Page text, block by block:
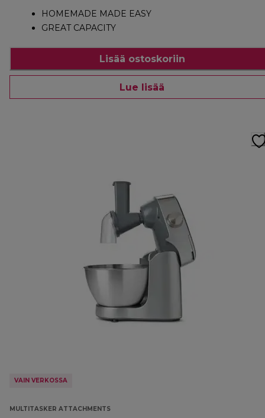
HOMEMADE MADE EASY
GREAT CAPACITY
Lisää ostoskoriin
Lue lisää
VAIN VERKOSSA
MULTITASKER ATTACHMENTS